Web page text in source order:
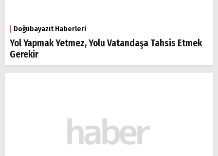
Doğubayazıt Haberleri
Yol Yapmak Yetmez, Yolu Vatandaşa Tahsis Etmek
Gerekir